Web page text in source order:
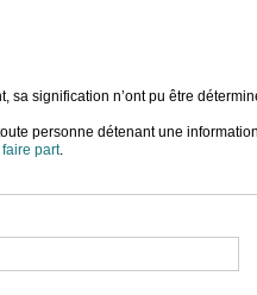
sa signification n’ont pu être
personne détenant une
faire part.